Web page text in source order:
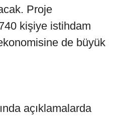
Proje
kişiye istihdam
de büyük
açıklamalarda